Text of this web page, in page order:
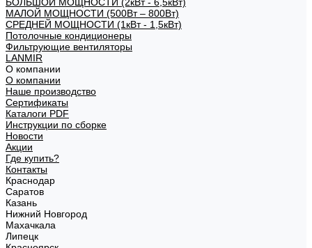
МАЛОЙ МОЩНОСТИ (500Вт – 800Вт)
СРЕДНЕЙ МОЩНОСТИ (1кВт - 1,5кВт)
Потолочные кондиционеры
Фильтрующие вентиляторы
LANMIR
О компании
О компании
Наше производство
Сертификаты
Каталоги PDF
Инструкции по сборке
Новости
Акции
Где купить?
Контакты
Краснодар
Саратов
Казань
Нижний Новгород
Махачкала
Липецк